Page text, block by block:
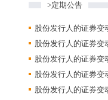
>定期公告
股份发行人的证券变
股份发行人的证券变
股份发行人的证券变
股份发行人的证券变
股份发行人的证券变